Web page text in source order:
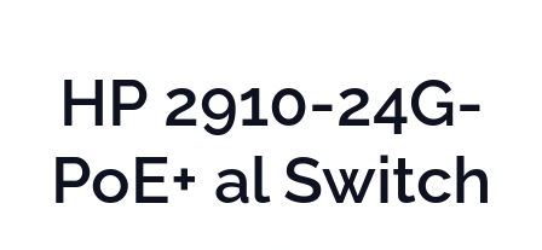
HP 2910-24G-
PoE+ al Switch